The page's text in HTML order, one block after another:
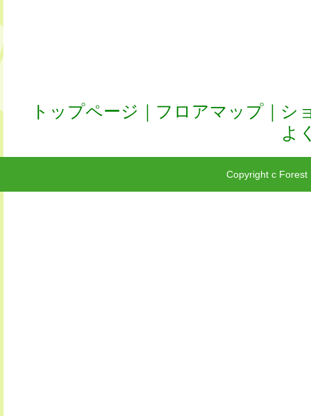
トップページ ｜ フロアマップ｜ シ
よ
Copyright c Forest